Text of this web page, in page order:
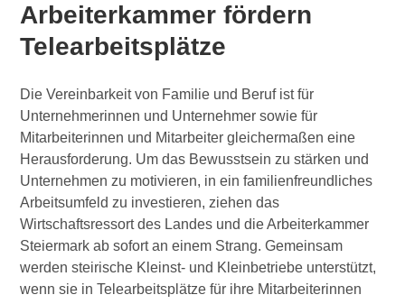
Arbeiterkammer fördern
Telearbeitsplätze
Die Vereinbarkeit von Familie und Beruf ist für
Unternehmerinnen und Unternehmer sowie für
Mitarbeiterinnen und Mitarbeiter gleichermaßen eine
Herausforderung. Um das Bewusstsein zu stärken und
Unternehmen zu motivieren, in ein familienfreundliches
Arbeitsumfeld zu investieren, ziehen das
Wirtschaftsressort des Landes und die Arbeiterkammer
Steiermark ab sofort an einem Strang. Gemeinsam
werden steirische Kleinst- und Kleinbetriebe unterstützt,
wenn sie in Telearbeitsplätze für ihre Mitarbeiterinnen